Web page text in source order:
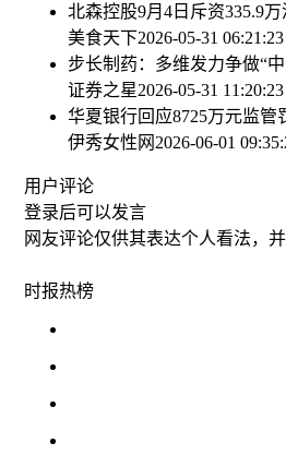
北森控股9月4日斥资335.9
美食天下2026-05-31 06:21:23
步长制药：多维发力争做“
证券之星2026-05-31 11:20:23
华夏银行回应8725万元监
伊秀女性网2026-06-01
用户评论
登录后可以发言
网友评论仅供其表达个人看法，
时报热榜